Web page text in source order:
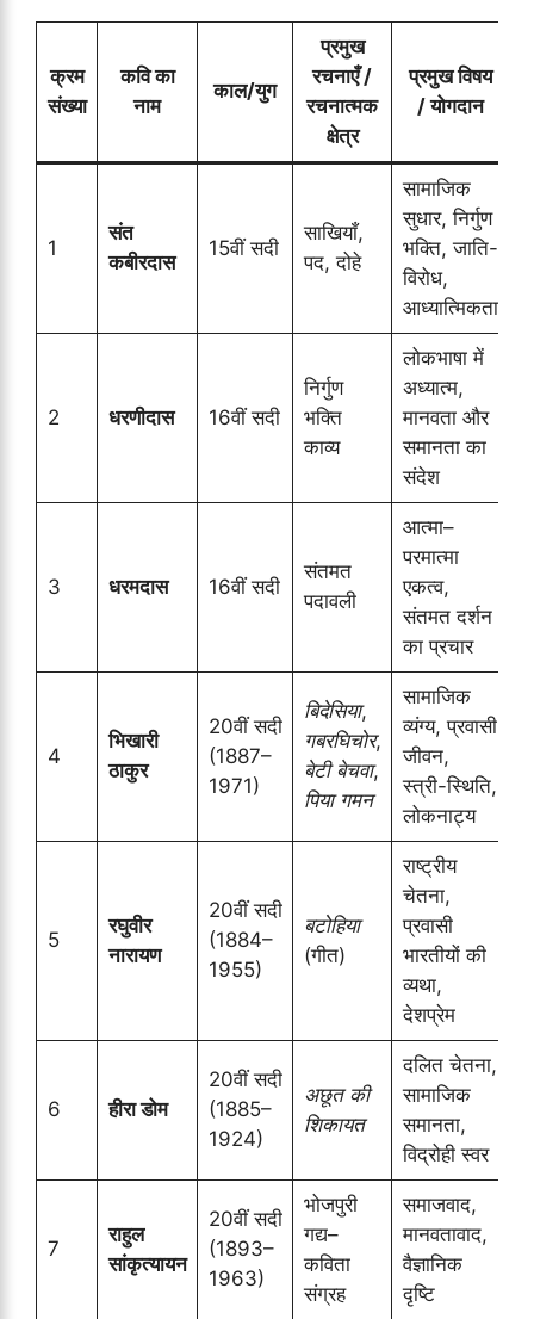
क्रम
संख्या
कवि का
नाम
काल/युग
प्रमुख
रचनाएँ /
रचनात्मक
क्षेत्र
प्रमुख विषय
/ योगदान
1
संत
कबीरदास
15वीं सदी
साखियाँ,
पद, दोहे
सामाजिक
सुधार, निर्गुण
भक्ति, जाति-
विरोध,
आध्यात्मिकता
2 धरणीदास 16वीं सदी
निर्गुण
भक्ति
काव्य
लोकभाषा में
अध्यात्म,
मानवता और
समानता का
संदेश
3 धरमदास 16वीं सदी
संतमत
पदावली
आत्मा–
परमात्मा
एकत्व,
संतमत दर्शन
का प्रचार
4
भिखारी
ठाकुर
20वीं सदी
(1887–
1971)
बिदेसिया,
गबरघिचोर,
बेटी बेचवा,
पिया गमन
सामाजिक
व्यंग्य, प्रवासी
जीवन,
स्त्री-स्थिति,
लोकनाट्य
5
रघुवीर
नारायण
20वीं सदी
(1884–
1955)
बटोहिया
(गीत)
राष्ट्रीय
चेतना,
प्रवासी
भारतीयों की
व्यथा,
देशप्रेम
6 हीरा डोम
20वीं सदी
(1885–
1924)
अछूत की
शिकायत
दलित चेतना,
सामाजिक
समानता,
विद्रोही स्वर
7
राहुल
सांकृत्यायन
20वीं सदी
(1893–
1963)
भोजपुरी
गद्य–
कविता
संग्रह
समाजवाद,
मानवतावाद,
वैज्ञानिक
दृष्टि